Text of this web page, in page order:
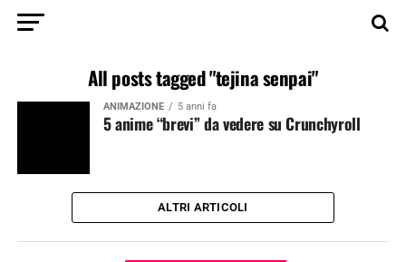
All posts tagged "tejina senpai"
ANIMAZIONE 5 anni fa
5 anime “brevi” da vedere su Crunchyroll
ALTRI ARTICOLI